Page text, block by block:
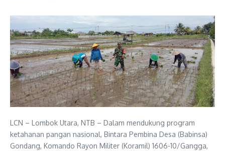
LCN – Lombok Utara, NTB – Dalam mendukung program
ketahanan pangan nasional, Bintara Pembina Desa (Babinsa)
Gondang, Komando Rayon Militer (Koramil) 1606-10/Gangga,